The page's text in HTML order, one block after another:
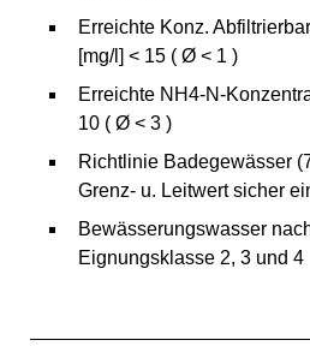
Erreichte Konz.
[mg/l] < 15 ( Ø < 1 )
Erreichte NH4-N-
10 ( Ø < 3 )
Richtlinie Badegewässer
Grenz- u. Leitwert sicher
Bewässerungswasser
Eignungsklasse 2, 3 und 4